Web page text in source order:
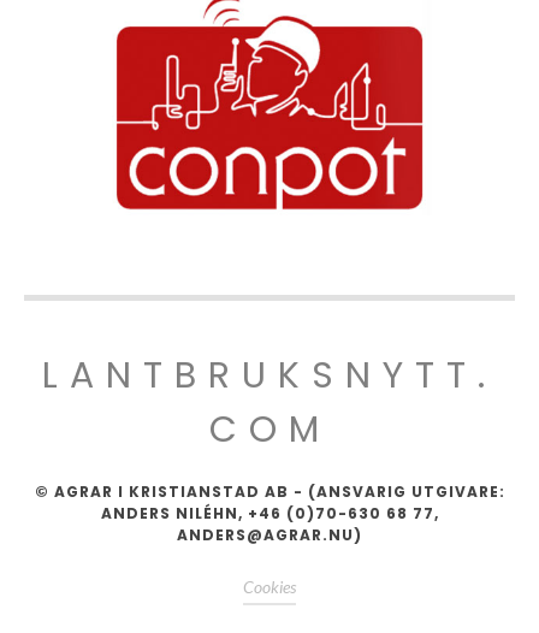
LANTBRUKSNYTT.
COM
© AGRAR I KRISTIANSTAD AB - (ANSVARIG UTGIVARE:
ANDERS NILÉHN, +46 (0)70-630 68 77,
ANDERS@AGRAR.NU)
Cookies